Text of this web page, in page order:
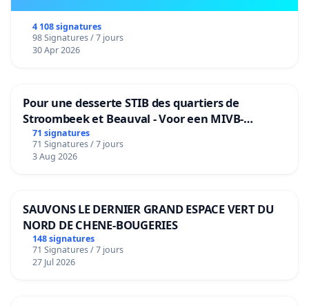
4 108 signatures
98 Signatures / 7 jours
30 Apr 2026
Pour une desserte STIB des quartiers de
Stroombeek et Beauval - Voor een MIVB-
bediening van de wijken Strombeek en Het
Voor
71 signatures
71 Signatures / 7 jours
3 Aug 2026
SAUVONS LE DERNIER GRAND ESPACE VERT DU
NORD DE CHENE-BOUGERIES
148 signatures
71 Signatures / 7 jours
27 Jul 2026